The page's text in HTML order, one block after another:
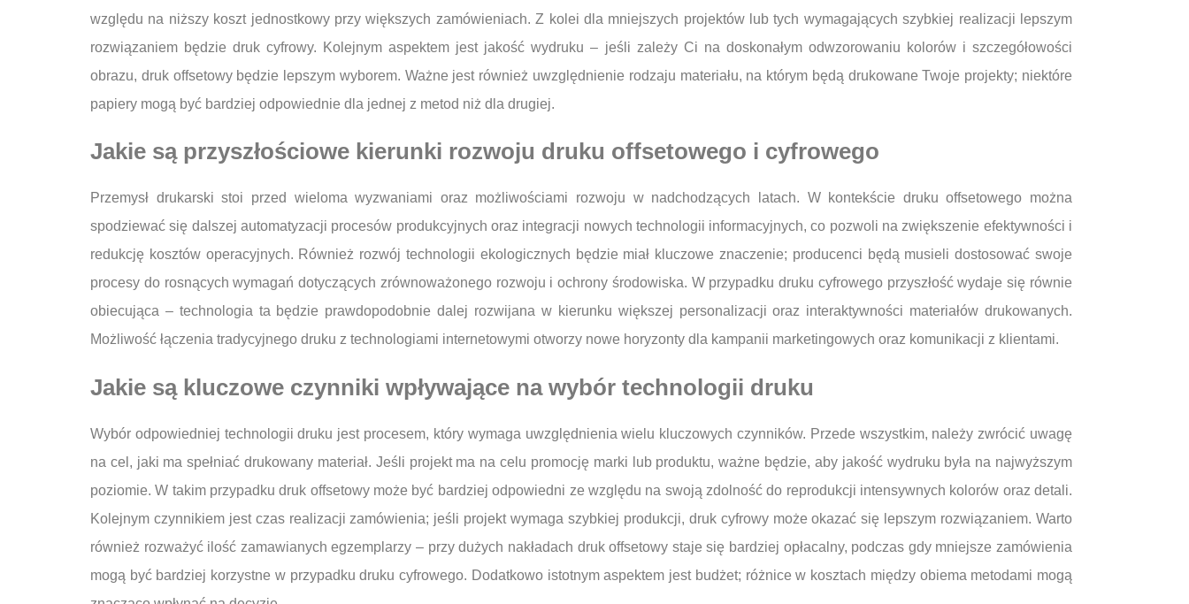
względu na niższy koszt jednostkowy przy większych zamówieniach. Z kolei dla mniejszych projektów lub tych wymagających szybkiej realizacji lepszym
rozwiązaniem będzie druk cyfrowy. Kolejnym aspektem jest jakość wydruku – jeśli zależy Ci na doskonałym odwzorowaniu kolorów i szczegółowości
obrazu, druk offsetowy będzie lepszym wyborem. Ważne jest również uwzględnienie rodzaju materiału, na którym będą drukowane Twoje projekty; niektóre
papiery mogą być bardziej odpowiednie dla jednej z metod niż dla drugiej.
Jakie są przyszłościowe kierunki rozwoju druku offsetowego i cyfrowego
Przemysł drukarski stoi przed wieloma wyzwaniami oraz możliwościami rozwoju w nadchodzących latach. W kontekście druku offsetowego można
spodziewać się dalszej automatyzacji procesów produkcyjnych oraz integracji nowych technologii informacyjnych, co pozwoli na zwiększenie efektywności i
redukcję kosztów operacyjnych. Również rozwój technologii ekologicznych będzie miał kluczowe znaczenie; producenci będą musieli dostosować swoje
procesy do rosnących wymagań dotyczących zrównoważonego rozwoju i ochrony środowiska. W przypadku druku cyfrowego przyszłość wydaje się równie
obiecująca – technologia ta będzie prawdopodobnie dalej rozwijana w kierunku większej personalizacji oraz interaktywności materiałów drukowanych.
Możliwość łączenia tradycyjnego druku z technologiami internetowymi otworzy nowe horyzonty dla kampanii marketingowych oraz komunikacji z klientami.
Jakie są kluczowe czynniki wpływające na wybór technologii druku
Wybór odpowiedniej technologii druku jest procesem, który wymaga uwzględnienia wielu kluczowych czynników. Przede wszystkim, należy zwrócić uwagę
na cel, jaki ma spełniać drukowany materiał. Jeśli projekt ma na celu promocję marki lub produktu, ważne będzie, aby jakość wydruku była na najwyższym
poziomie. W takim przypadku druk offsetowy może być bardziej odpowiedni ze względu na swoją zdolność do reprodukcji intensywnych kolorów oraz detali.
Kolejnym czynnikiem jest czas realizacji zamówienia; jeśli projekt wymaga szybkiej produkcji, druk cyfrowy może okazać się lepszym rozwiązaniem. Warto
również rozważyć ilość zamawianych egzemplarzy – przy dużych nakładach druk offsetowy staje się bardziej opłacalny, podczas gdy mniejsze zamówienia
mogą być bardziej korzystne w przypadku druku cyfrowego. Dodatkowo istotnym aspektem jest budżet; różnice w kosztach między obiema metodami mogą